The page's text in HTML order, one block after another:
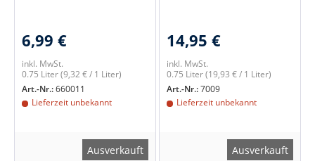
6,99 €
inkl. MwSt.
0.75 Liter(9,32 € / 1 Liter)
Art.-Nr.:660011
Lieferzeit unbekannt
Ausverkauft
14,95 €
inkl. MwSt.
0.75 Liter(19,93 € / 1 Liter)
Art.-Nr.:7009
Lieferzeit unbekannt
Ausverkauft